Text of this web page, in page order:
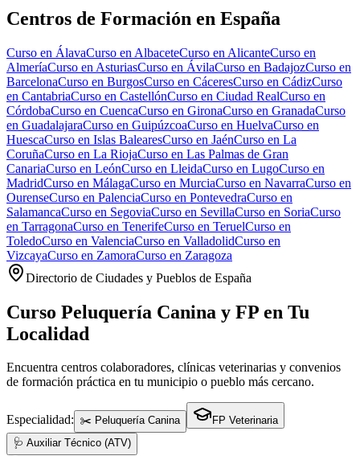
Centros de Formación en España
Curso en ÁlavaCurso en AlbaceteCurso en AlicanteCurso en
AlmeríaCurso en AsturiasCurso en ÁvilaCurso en BadajozCurso en
BarcelonaCurso en BurgosCurso en CáceresCurso en CádizCurso
en CantabriaCurso en CastellónCurso en Ciudad RealCurso en
CórdobaCurso en CuencaCurso en GironaCurso en GranadaCurso
en GuadalajaraCurso en GuipúzcoaCurso en HuelvaCurso en
HuescaCurso en Islas BalearesCurso en JaénCurso en La
CoruñaCurso en La RiojaCurso en Las Palmas de Gran
CanariaCurso en LeónCurso en LleidaCurso en LugoCurso en
MadridCurso en MálagaCurso en MurciaCurso en NavarraCurso en
OurenseCurso en PalenciaCurso en PontevedraCurso en
SalamancaCurso en SegoviaCurso en SevillaCurso en SoriaCurso
en TarragonaCurso en TenerifeCurso en TeruelCurso en
ToledoCurso en ValenciaCurso en ValladolidCurso en
VizcayaCurso en ZamoraCurso en Zaragoza
Directorio de Ciudades y Pueblos de España
Curso Peluquería Canina y FP en Tu
Localidad
Encuentra centros colaboradores, clínicas veterinarias y convenios
de formación práctica en tu municipio o pueblo más cercano.
Especialidad: ✂️ Peluquería Canina
FP Veterinaria
🩺 Auxiliar Técnico (ATV)